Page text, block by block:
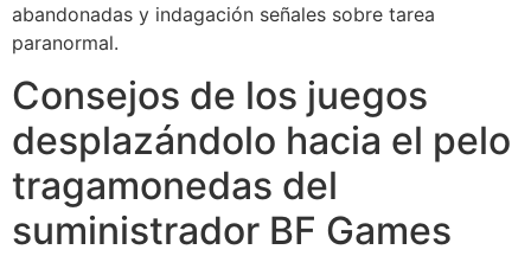
abandonadas y indagación señales sobre tarea
paranormal.
Consejos de los juegos
desplazándolo hacia el pelo
tragamonedas del
suministrador BF Games